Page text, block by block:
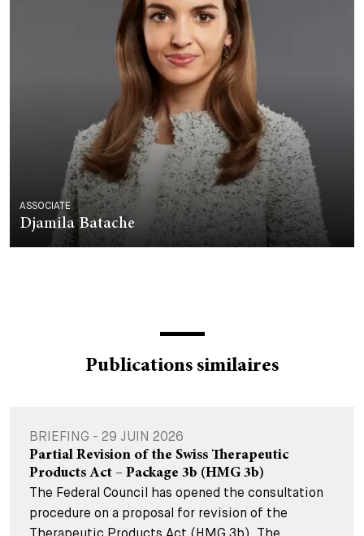
ASSOCIATE
Djamila Batache
Publications similaires
BRIEFING - 29 JUIN 2026
Partial Revision of the Swiss Therapeutic
Products Act – Package 3b (HMG 3b)
The Federal Council has opened the consultation
procedure on a proposal for revision of the